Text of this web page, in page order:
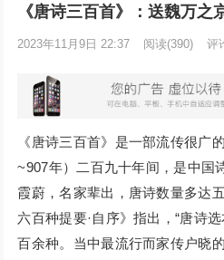
《唐诗三百首》：送魏万之
2023年11月9日 22:37 阅读(390) 评
《唐诗三百首》是一部流传很广
~907年）二百九十年间，是中国
霞蔚，名家辈出，唐诗数量多达
六百种提要·自序》指出，“唐诗
百余种。当中最流行而家传户晓